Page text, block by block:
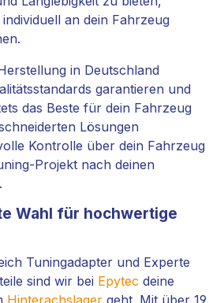
an dein Fahrzeug
in Deutschland
garantieren und
das Beste für dein Fahrzeug
Lösungen
Kontrolle über dein Fahrzeug
Projekt nach deinen
Wahl für hochwertige
Tuningadapter und Experte
sind wir bei Epytec deine